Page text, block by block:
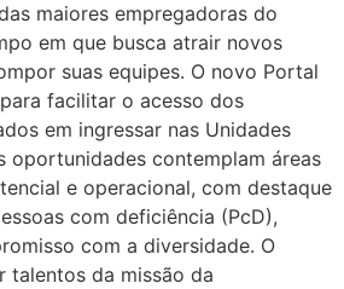
maiores empregadoras do
em que busca atrair novos
suas equipes. O novo Portal
facilitar o acesso dos
em ingressar nas Unidades
oportunidades contemplam áreas
e operacional, com destaque
com deficiência (PcD),
com a diversidade. O
talentos da missão da